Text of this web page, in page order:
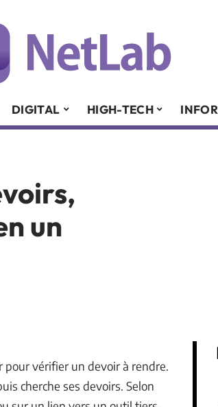
DIGITAL HIGH-TECH
un
pour vérifier un devoir à rendre.
cherche ses devoirs. Selon